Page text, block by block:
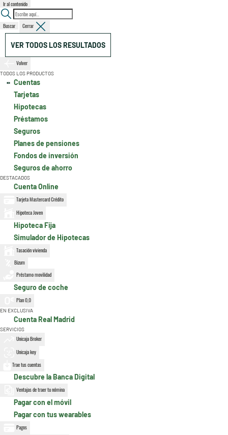
Ir al contenido
Buscar Cerrar
VER TODOS LOS RESULTADOS
Volver
TODOS LOS PRODUCTOS
Cuentas
Tarjetas
Hipotecas
Préstamos
Seguros
Planes de pensiones
Fondos de inversión
Seguros de ahorro
DESTACADOS
Cuenta Online
Tarjeta Mastercard Crédito
Hipoteca Joven
Hipoteca Fija
Simulador de Hipotecas
Tasación vivienda
Bizum
Préstamo movilidad
Seguro de coche
Plan 0,0
EN EXCLUSIVA
Cuenta Real Madrid
SERVICIOS
Unicaja Broker
Unicaja key
Trae tus cuentas
Descubre la Banca Digital
Ventajas de traer tu nómina
Pagar con el móvil
Pagar con tus wearables
Pagos